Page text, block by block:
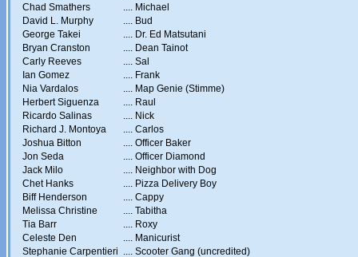
Chad Smathers
.... Michael
David L. Murphy
.... Bud
George Takei
.... Dr. Ed Matsutani
Bryan Cranston
.... Dean Tainot
Carly Reeves
.... Sal
Ian Gomez
.... Frank
Nia Vardalos
.... Map Genie (Stimme)
Herbert Siguenza
.... Raul
Ricardo Salinas
.... Nick
Richard J. Montoya
.... Carlos
Joshua Bitton
.... Officer Baker
Jon Seda
.... Officer Diamond
Jack Milo
.... Neighbor with Dog
Chet Hanks
.... Pizza Delivery Boy
Biff Henderson
.... Cappy
Melissa Christine
.... Tabitha
Tia Barr
.... Roxy
Celeste Den
.... Manicurist
Stephanie Carpentieri .... Scooter Gang (uncredited)